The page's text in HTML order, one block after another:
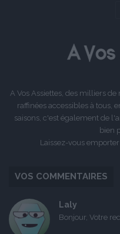
A Vos Assiettes, des milliers
raffinées accessibles à tous,
saisons, c'est également de
bien
Laissez-vous
VOS COMMENTAIRES
Laly
Bonjour, Votre